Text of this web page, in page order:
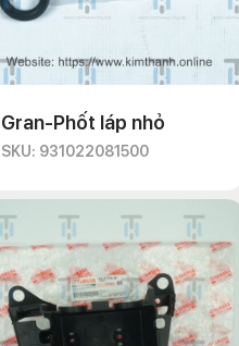
Gran-Phốt láp nhỏ
SKU: 931022081500